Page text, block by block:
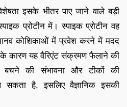
इसके भीतर पाए जाने वाले बड़ी
प्रोटीन में। स्पाइक प्रोटीन वह
कोशिकाओं में प्रवेश करने में मदद
कारण यह वैरिएंट संक्रमण फैलाने की
से बचने की संभावना और टीकों की
सकता है, इसलिए वैज्ञानिक इसकी